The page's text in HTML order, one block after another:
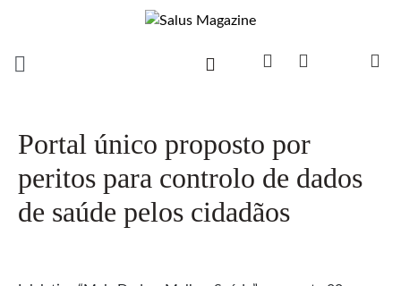
Portal único proposto por
peritos para controlo de dados
de saúde pelos cidadãos